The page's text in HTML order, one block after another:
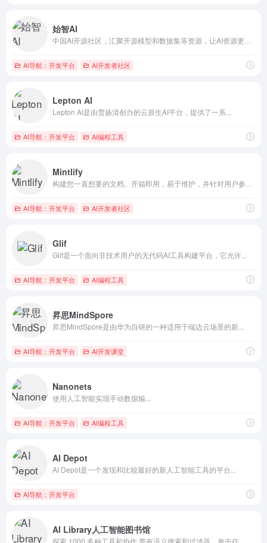
始智AI
AI导航：开发平台 AI开发者社区
Lepton AI
Lepton AI是由贾扬清创办的云原生AI平台，提供了一系...
AI导航：开发平台 AI编程工具
Mintlify
AI导航：开发平台 AI开发者社区
Glif
Glif是一个面向非技术用户的无代码AI工具构建平台，它允许...
AI导航：开发平台 AI编程工具
昇思MindSpore
昇思MindSpore是由华为自研的一种适用于端边云场景的新...
AI导航：开发平台 AI开发课堂
Nanonets
使用人工智能实现手动数据输...
AI导航：开发平台 AI编程工具
AI Depot
AI Depot是一个发现和比较最好的新人工智能工具的平台...
AI导航：开发平台
AI Library人工智能图书馆
探索 1000 多种工具和协作,带有语义搜索和过滤器。单击任...